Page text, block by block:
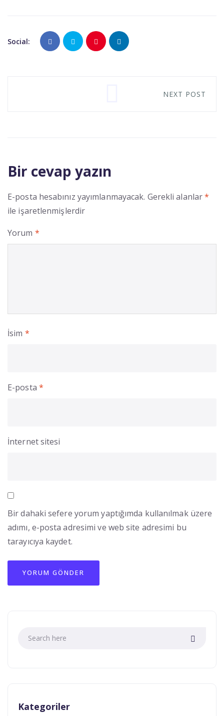
Social:
NEXT POST
Bir cevap yazın
E-posta hesabınız yayımlanmayacak. Gerekli alanlar*
ile işaretlenmişlerdir
Yorum *
İsim *
E-posta *
İnternet sitesi
Bir dahaki sefere yorum yaptığımda kullanılmak üzere
adımı, e-posta adresimi ve web site adresimi bu
tarayıcıya kaydet.
Kategoriler